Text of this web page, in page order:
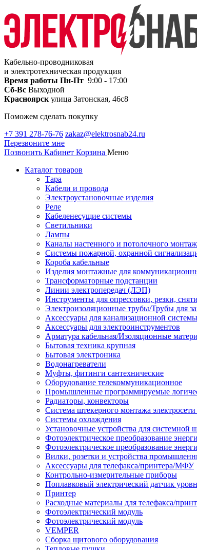
Кабельно-проводниковая
и электротехническая продукция
Время работы Пн-Пт 9:00 - 17:00
Сб-Вс Выходной
Красноярск улица Затонская, 46с8
Поможем сделать покупку
+7 391 278-76-76 zakaz@elektrosnab24.ru
Перезвоните мне
Позвонить Кабинет Корзина Меню
Каталог товаров
Тара
Кабели и провода
Электроустановочные изделия
Реле
Кабеленесущие системы
Светильники
Лампы
Каналы настенного и потолочного
Системы пожарной, охранной
Короба кабельные
Изделия монтажные для
Трансформаторные подстанции
Линии электропередач (ЛЭП)
Инструменты для опрессовки, резки,
Электроизоляционные трубы/Трубы для
Аксессуары для канализационной системы
Аксессуары для электроинструментов
Арматура кабельная/Изоляционные
Бытовая техника крупная
Бытовая электроника
Водонагреватели
Муфты, фитинги сантехнические
Оборудование телекоммуникационное
Промышленные программируемые
Радиаторы, конвекторы
Система штекерного монтажа электросети
Системы охлаждения
Установочные устройства для системной
Фотоэлектрическое преобразование
Фотоэлектрическое преобразование
Вилки, розетки и устройства
Аксессуары для телефакса/принтера/МФУ
Контрольно-измерительные приборы
Поплавковый электрический датчик
Принтер
Расходные материалы для телефакса/
Фотоэлектрический модуль
Фотоэлектрический модуль
VEMPER
Сборка щитового оборудования